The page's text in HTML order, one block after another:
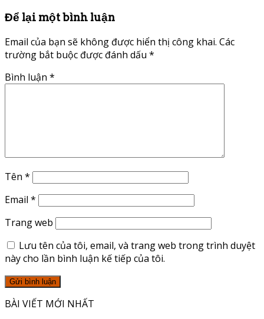
Để lại một bình luận
Email của bạn sẽ không được hiển thị công khai. Các
trường bắt buộc được đánh dấu *
Bình luận *
Tên *
Email *
Trang web
Lưu tên của tôi, email, và trang web trong trình duyệt
này cho lần bình luận kế tiếp của tôi.
BÀI VIẾT MỚI NHẤT